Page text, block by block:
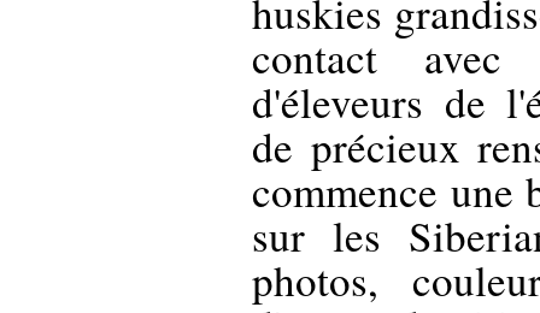
huskies
contact avec
d'éleveurs de
de précieux
commence une
sur les
photos,